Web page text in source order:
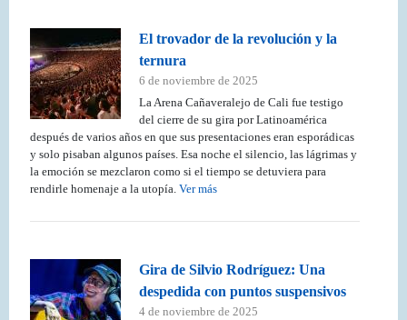
El trovador de la revolución y la
ternura
6 de noviembre de 2025
La Arena Cañaveralejo de Cali fue testigo
del cierre de su gira por Latinoamérica
después de varios años en que sus presentaciones eran esporádicas
y solo pisaban algunos países. Esa noche el silencio, las lágrimas y
la emoción se mezclaron como si el tiempo se detuviera para
rendirle homenaje a la utopía. Ver más
Gira de Silvio Rodríguez: Una
despedida con puntos suspensivos
4 de noviembre de 2025